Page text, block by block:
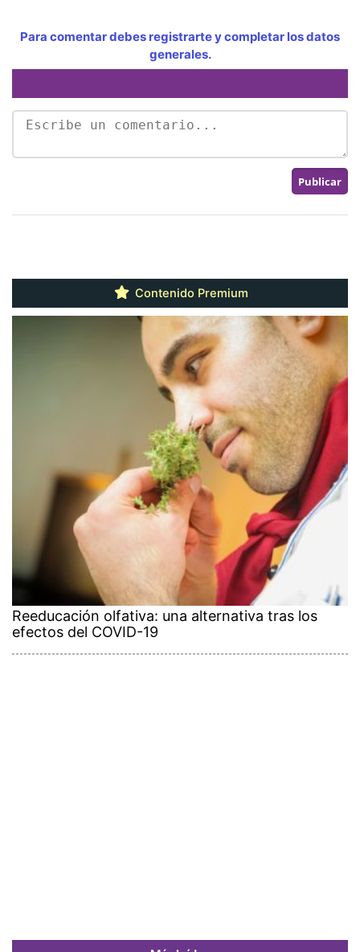
Para comentar debes registrarte y completar los datos
generales.
Contenido Premium
Reeducación olfativa: una alternativa tras los
efectos del COVID-19